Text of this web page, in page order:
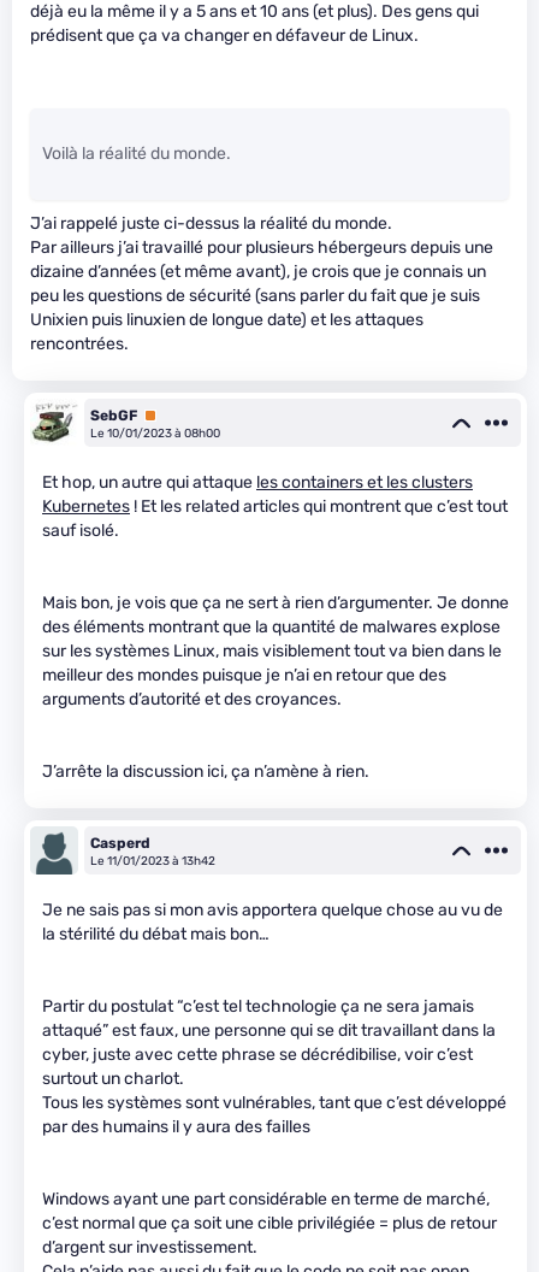
déjà eu la même il y a 5 ans et 10 ans (et plus). Des gens qui
prédisent que ça va changer en défaveur de Linux.
Voilà la réalité du monde.
J’ai rappelé juste ci-dessus la réalité du monde.
Par ailleurs j’ai travaillé pour plusieurs hébergeurs depuis une
dizaine d’années (et même avant), je crois que je connais un
peu les questions de sécurité (sans parler du fait que je suis
Unixien puis linuxien de longue date) et les attaques
rencontrées.
SebGF Premium
Le 10/01/2023 à 08h00
Et hop, un autre qui attaque les containers et les clusters
Kubernetes ! Et les related articles qui montrent que c’est tout
sauf isolé.
Mais bon, je vois que ça ne sert à rien d’argumenter. Je donne
des éléments montrant que la quantité de malwares explose
sur les systèmes Linux, mais visiblement tout va bien dans le
meilleur des mondes puisque je n’ai en retour que des
arguments d’autorité et des croyances.
J’arrête la discussion ici, ça n’amène à rien.
Casperd
Le 11/01/2023 à 13h42
Je ne sais pas si mon avis apportera quelque chose au vu de
la stérilité du débat mais bon…
Partir du postulat “c’est tel technologie ça ne sera jamais
attaqué” est faux, une personne qui se dit travaillant dans la
cyber, juste avec cette phrase se décrédibilise, voir c’est
surtout un charlot.
Tous les systèmes sont vulnérables, tant que c’est développé
par des humains il y aura des failles
Windows ayant une part considérable en terme de marché,
c’est normal que ça soit une cible privilégiée = plus de retour
d’argent sur investissement.